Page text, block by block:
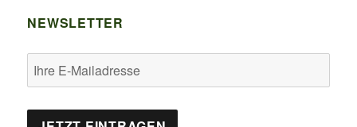
NEWSLETTER